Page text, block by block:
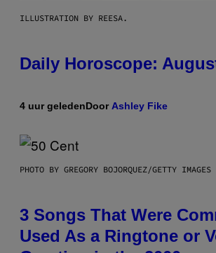
ILLUSTRATION BY REESA.
Daily Horoscope:
4 uur geledenDoorAshley Fike
PHOTO BY GREGORY BOJORQUEZ/GETTY IMAGES
3 Songs That Were
Used As a Ringtone or